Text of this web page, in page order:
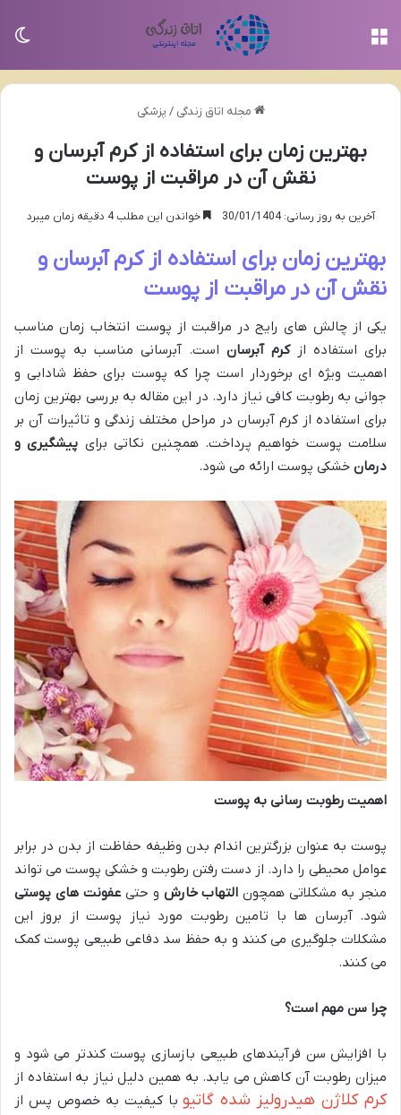
مجله اتاق زندگی / پزشکی
بهترین زمان برای استفاده از کرم آبرسان و
نقش آن در مراقبت از پوست
آخرین به روز رسانی: 30/01/1404 خواندن این مطلب 4 دقیقه زمان میبرد
بهترین زمان برای استفاده از کرم آبرسان و
نقش آن در مراقبت از پوست
یکی از چالش های رایج در مراقبت از پوست انتخاب زمان مناسب
برای استفاده ازکرم آبرسان است. آبرسانی مناسب به پوست از
اهمیت ویژه ای برخوردار است چرا که پوست برای حفظ شادابی و
جوانی به رطوبت کافی نیاز دارد. در این مقاله به بررسی بهترین زمان
برای استفاده از کرم آبرسان در مراحل مختلف زندگی و تاثیرات آن بر
سلامت پوست خواهیم پرداخت. همچنین نکاتی برای پیشگیری و
درمان خشکی پوست ارائه می شود.
اهمیت رطوبت رسانی به پوست
پوست به عنوان بزرگترین اندام بدن وظیفه حفاظت از بدن در برابر
عوامل محیطی را دارد. از دست رفتن رطوبت و خشکی پوست می تواند
منجر به مشکلاتی همچون التهاب خارش و حتیعفونت های پوستی
شود. آبرسان ها با تامین رطوبت مورد نیاز پوست از بروز این
مشکلات جلوگیری می کنند و به حفظ سد دفاعی طبیعی پوست کمک
می کنند.
چرا سن مهم است؟
با افزایش سن فرآیندهای طبیعی بازسازی پوست کندتر می شود و
میزان رطوبت آن کاهش می یابد. به همین دلیل نیاز به استفاده از
کرم کلاژن هیدرولیز شده گاتیوبا کیفیت به خصوص پس از